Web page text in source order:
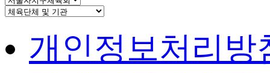
개인정보처리방